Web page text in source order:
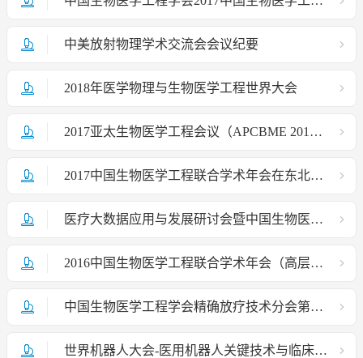
中美放射物理学术交流会会议纪要
2018年医学物理与生物医学工程世界大会
2017亚太生物医学工程会议（APCBME 2017）会议通知
2017中国生物医学工程联合学术年会在东北大学召开
医疗大数据应用与发展研讨会暨中国生物医学工程学数字医疗信息化分会2016学术年会会讯
2016中国生物医学工程联合学术年会（高层论坛）会议邀请函
中国生物医学工程学会精确放疗技术分会第四届学术年会在京举办
世界机器人大会-医用机器人关键技术与临床应用论坛在京成功召开